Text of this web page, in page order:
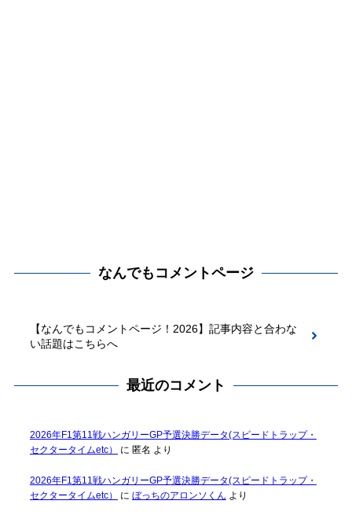
なんでもコメントページ
【なんでもコメントページ！2026】記事内容と合わな
い話題はこちらへ
最近のコメント
2026年F1第11戦ハンガリーGP予選決勝データ(スピードトラップ・
セクタータイムetc）
に 匿名 より
2026年F1第11戦ハンガリーGP予選決勝データ(スピードトラップ・
セクタータイムetc）
に ぼっちのアロンソくん より